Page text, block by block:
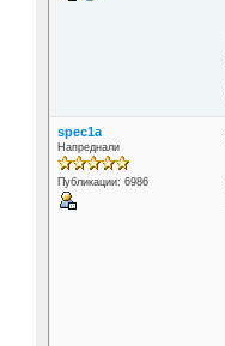
spec1a
Напреднали
Публикации: 6986